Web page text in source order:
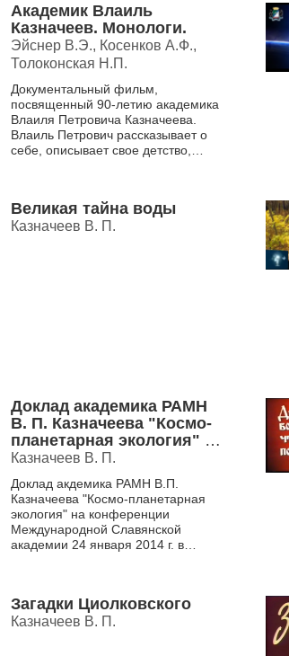
Академик Влаиль
Казначеев. Монологи.
Эйснер В.Э., Косенков А.Ф.,
Толоконская Н.П.
Документальный фильм,
посвященный 90-летию академика
Влаиля Петровича Казначеева.
Влаиль Петрович рассказывает о
себе, описывает свое детство,
Великая тайна воды
Казначеев В. П.
Доклад академика РАМН
В. П. Казначеева "Космо-
планетарная экология" на
конференции
Славянской академии, 24
января 2014 г. в
Новосибирске
Казначеев В. П.
Доклад акдемика РАМН В.П.
Казначеева "Космо-планетарная
экология" на конференции
Международной Славянской
академии 24 января 2014 г. в
Загадки Циолковского
Казначеев В. П.